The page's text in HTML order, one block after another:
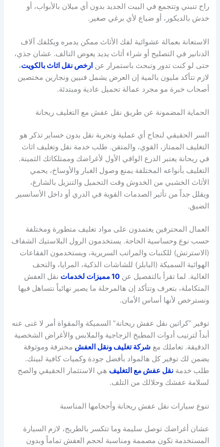
راح تنبني وتتجمع في البيت الجديد بدون أي ميلان بالأبواب، أو
خدش بالديكور، أو ضياع لأي برغي صغير.
الاستعانة بعمالة عشوائية لفك الأثاث ممكن يدمره ويكلفك آلاف
الدنانير في التصليح أو شراء أثاث يديد يعوض التالف. عشان جذي،
حتى لو كنت تدور وتبحث باستمرار عن ارخص نقل اثاث بالكويت،
لازم تتأكد مليون بالمية إن العرض يشمل فنيين ونجارين مختصين
أصحاب خبرة مو مجرد عمالة تحميل عادية ومبتدئة.
الحماية المضمونة عن طريق نقل عفش مع التغليف ريحانة
السر الحقيقي لنجاح أي عملية وتجربة نقل بدون خساير تذكر هو
التغليف الممتاز، القوي، والمتقن. طلب خدمة نقل وتغليف اثاث
في ريحانة يعتبر الدرع الواقي الأول لأغراضك وممتلكاتك الثمينة.
التغليف بأنواعه المختلفة يمنع وصول الغبار والأوساخ، يحمي
الأثاث الخشبي من الخدوش وقت التحميل والتنزيل بالشارع،
ويقلل جداً من تأثير الصدمات القوية في الدري أو داخل الأسانسير
الضيق.
العمال المحترفين يعتمدون على مواد تغليف متطورة ومختلفة
حسب نوع وحساسية الحاجة. يستخدمون الرول البلاستيك الشفاف
(الاسترتش) للكنبات والمراتب السريرية، ويستخدمون الفقاعات
الهوائية السميكة (البابلز) للشاشات الذكية، المرايا، والتحف
الغالية. لما تقرأ بالتفصيل عن10 مميزات لخدمات
نقل العفش
المتكاملة، بتعرف وتتأكد إن هالمرحلة ما يصير نهائياً نتساهل فيها
ونسترخص لأنها أساس الأمان.
توفير “كراتين نقل عفش ريحانة” السميكة والمقواة أمر لا غنى عنه
أبداً لترتيب أدوات المطبخ الزجاجية والملابس والأغراض الشخصية
الدقيقة. تعاملك مع شركة تغليف ونقل العفش محترفة وموثوقة
يضمن لك توفير كل هالمواد بأفضل جودة وكميات كافية لبيتك.
طلب خدمةنقل عفش مع التغليف هي الاستثمار الحقيقي والصح
لسلامة عفشك وحلالك من التلف.
تنوع سيارات نقل عفش ريحانة وأحجامها المناسبة
عشان أغراضك توصل سليمة وما تتكسر بالطريج، لازم السيارة
المستخدمة تكون مصممة ومناسبة لحجم العفش تماماً وبدون